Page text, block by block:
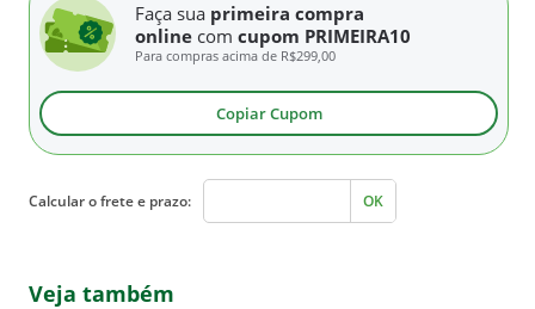
Faça sua primeira compra
online com cupom PRIMEIRA10
Para compras acima de R$299,00
Copiar Cupom
Calcular o frete e prazo: OK
Veja também